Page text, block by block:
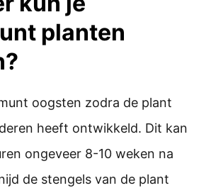
planten
oogsten zodra de plant
heeft ontwikkeld. Dit kan
ongeveer 8-10 weken na
de stengels van de plant